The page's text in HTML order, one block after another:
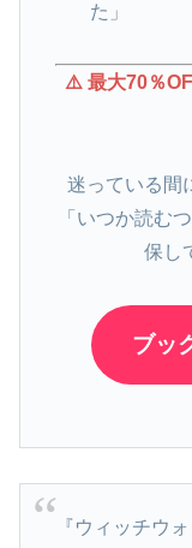
た」
⚠️ 最大70％
迷っている間
「いつか読む
保し
ブッ
『ウィッチウ